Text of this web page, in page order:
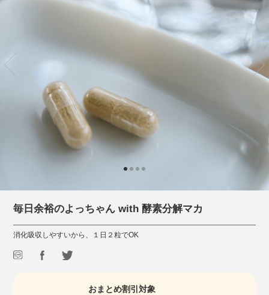
毎日余裕のよっちゃん with 酵素分解マカ
消化吸収しやすいから、１日２粒でOK
おまとめ割引対象